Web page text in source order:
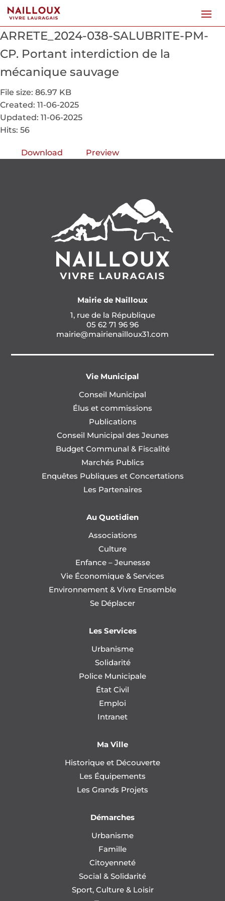
ARRETE_2024-038-SALUBRITE-PM-
CP. Portant interdiction de la
mécanique sauvage
File size: 86.97 KB
Created: 11-06-2025
Updated: 11-06-2025
Hits: 56
Download Preview
Mairie de Nailloux
1, rue de la République
05 62 71 96 96
mairie@mairienailloux31.com
Vie Municipal
Conseil Municipal
Élus et commissions
Publications
Conseil Municipal des Jeunes
Budget Communal & Fiscalité
Marchés Publics
Enquêtes Publiques et Concertations
Les Partenaires
Au Quotidien
Associations
Culture
Enfance – Jeunesse
Vie Économique & Services
Environnement & Vivre Ensemble
Se Déplacer
Les Services
Urbanisme
Solidarité
Police Municipale
État Civil
Emploi
Intranet
Ma Ville
Historique et Découverte
Les Équipements
Les Grands Projets
Démarches
Urbanisme
Famille
Citoyenneté
Social & Solidarité
Sport, Culture & Loisir